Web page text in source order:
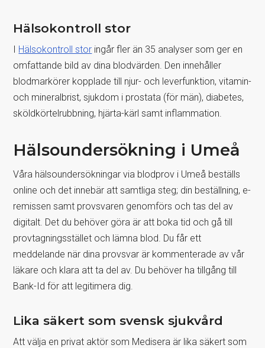
Hälsokontroll stor
I Hälsokontroll stor ingår fler än 35 analyser som ger en
omfattande bild av dina blodvärden. Den innehåller
blodmarkörer kopplade till njur- och leverfunktion, vitamin-
och mineralbrist, sjukdom i prostata (för män), diabetes,
sköldkörtelrubbning, hjärta-kärl samt inflammation.
Hälsoundersökning i Umeå
Våra hälsoundersökningar via blodprov i Umeå beställs
online och det innebär att samtliga steg; din beställning, e-
remissen samt provsvaren genomförs och tas del av
digitalt. Det du behöver göra är att boka tid och gå till
provtagningsstället och lämna blod. Du får ett
meddelande när dina provsvar är kommenterade av vår
läkare och klara att ta del av. Du behöver ha tillgång till
Bank-Id för att legitimera dig.
Lika säkert som svensk sjukvård
Att välja en privat aktör som Medisera är lika säkert som